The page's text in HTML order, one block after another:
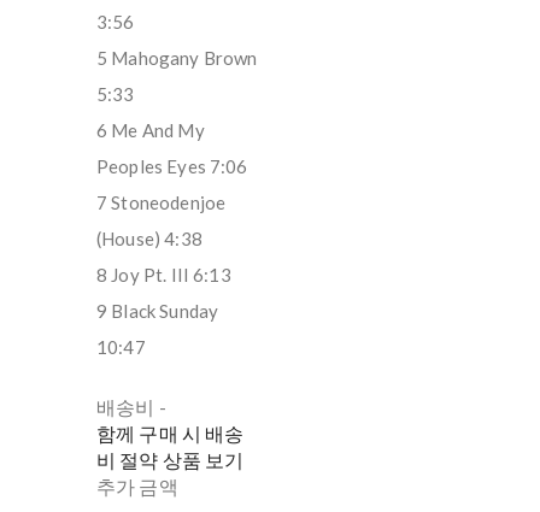
3:56
5 Mahogany Brown
5:33
6 Me And My
Peoples Eyes 7:06
7 Stoneodenjoe
(House) 4:38
8 Joy Pt. III 6:13
9 Black Sunday
10:47
배송비 -
함께 구매 시 배송
비 절약 상품 보기
추가 금액